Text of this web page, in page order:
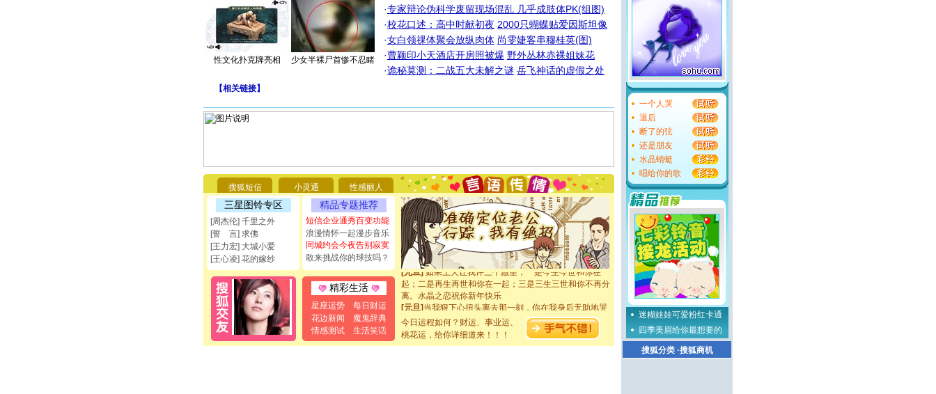
性文化扑克牌亮相 少女半裸尸首惨不忍睹
·专家辩论伪科学废留现场混乱 几乎成肢体PK(组图)
·校花口述：高中时献初夜 2000只蝴蝶贴爱因斯坦像
·女白领祼体聚会放纵肉体 尚雯婕客串穆桂英(图)
·曹颖印小天酒店开房照被爆 野外丛林赤裸姐妹花
·诡秘莫测：二战五大未解之谜 岳飞神话的虚假之处
【相关链接】
搜狐短信 小灵通 性感丽人
三星图铃专区
[周杰伦] 千里之外
[誓 言] 求佛
[王力宏] 大城小爱
[王心凌] 花的嫁纱
精品专题推荐
短信企业通秀百变功能
浪漫情怀一起漫步音乐
同城约会今夜告别寂寞
敢来挑战你的球技吗？
精彩生活
星座运势
每日财运
花边新闻
魔鬼辞典
情感测试
生活笑话
能正大光明地骚扰你,告诉你,圣诞要快乐!新年要快乐!天天
都要快乐噢!
[圣诞节]奉上一颗祝福的心,在这个特别的日子里,愿幸福,
如意,快乐,鲜花,一切美好的祝愿与你同在.圣诞快乐!
[元旦]看到你我会触电；看不到你我要充电；没有你我会
断电。爱你是我职业，想你是我事业，抱你是我特长，吻
你是我专业！水晶之恋祝你新年快乐
[元旦]如果上天让我许三个愿望，一是今生今世和你在一
起；二是再生再世和你在一起；三是三生三世和你不再分
离。水晶之恋祝你新年快乐
[元旦]当我狠下心扭头离去那一刻，你在我身后无助地哭
泣，这痛楚让我明白我多么爱你。我转身抱住你：这猪不
卖了。水晶之恋祝你新年快乐。
[春节]风柔雨润好月圆，半岛铁盒伴身边，每日尽显开心
颜！冬去春来似水如烟，劳碌人生需尽欢！听一曲轻歌，
今日运程如何？财运、事业运、
桃花运，给你详细道来！！！
一个人哭
退后
断了的弦
还是朋友
水晶蜻蜓
唱给你的歌
迷糊娃娃可爱粉红卡通
四季美眉给你最想要的
搜狐分类·搜狐商机